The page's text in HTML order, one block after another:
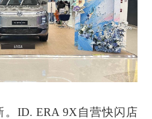
ID. ERA 9X自营快闪店